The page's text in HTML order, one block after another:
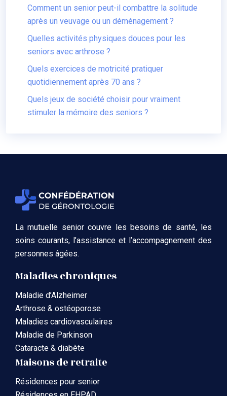
Comment un senior peut-il combattre la solitude
après un veuvage ou un déménagement ?
Quelles activités physiques douces pour les
seniors avec arthrose ?
Quels exercices de motricité pratiquer
quotidiennement après 70 ans ?
Quels jeux de société choisir pour vraiment
stimuler la mémoire des seniors ?
La mutuelle senior couvre les besoins de santé, les
soins courants, l’assistance et l’accompagnement des
personnes âgées.
Maladies chroniques
Maladie d’Alzheimer
Arthrose & ostéoporose
Maladies cardiovasculaires
Maladie de Parkinson
Cataracte & diabète
Maisons de retraite
Résidences pour senior